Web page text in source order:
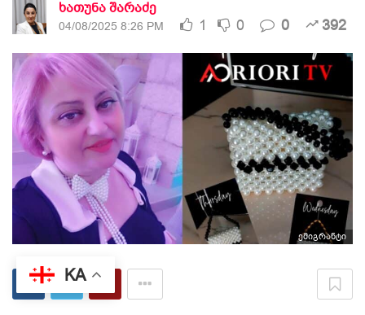
ხათუნა შარაძე
04/08/2025 8:26 PM 1 0 0 392
ემიგრანტი
KA